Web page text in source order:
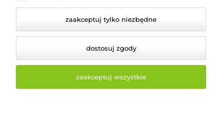
O nas
© 2026 zlaczaciesielskie.pl. Wszelkie prawa zastrzeżone.
zaakceptuj tylko niezbędne
dostosuj zgody
zaakceptuj wszystkie